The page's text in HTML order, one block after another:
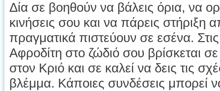
Δία σε βοηθούν να βάλεις όρια, να
κινήσεις σου και να πάρεις
πραγματικά πιστεύουν σε εσένα.
Αφροδίτη στο ζώδιό σου βρίσκεται
στον Κριό και σε καλεί να δεις τις
βλέμμα. Κάποιες συνδέσεις μπορεί